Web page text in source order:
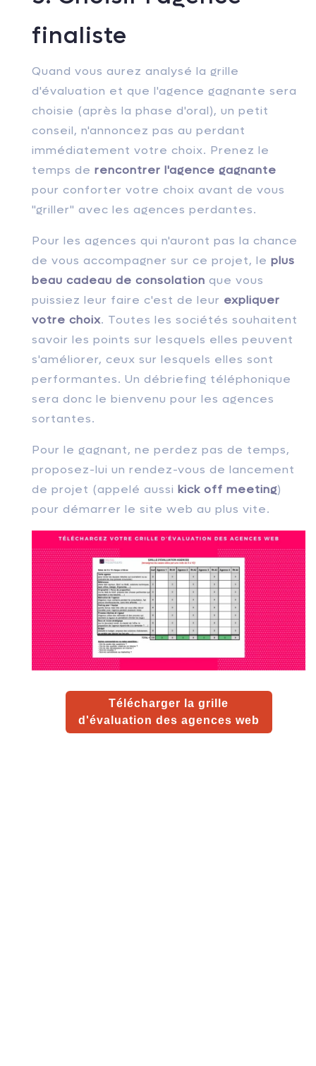
finaliste
Quand vous aurez analysé la grille
d'évaluation et que l'agence gagnante sera
choisie (après la phase d'oral), un petit
conseil, n'annoncez pas au perdant
immédiatement votre choix. Prenez le
temps de rencontrer l'agence gagnante
pour conforter votre choix avant de vous
"griller" avec les agences perdantes.
Pour les agences qui n'auront pas la chance
de vous accompagner sur ce projet, le plus
beau cadeau de consolation que vous
puissiez leur faire c'est de leur expliquer
votre choix. Toutes les sociétés souhaitent
savoir les points sur lesquels elles peuvent
s'améliorer, ceux sur lesquels elles sont
performantes. Un débriefing téléphonique
sera donc le bienvenu pour les agences
sortantes.
Pour le gagnant, ne perdez pas de temps,
proposez-lui un rendez-vous de lancement
de projet (appelé aussi kick off meeting)
pour démarrer le site web au plus vite.
Télécharger la grille
d'évaluation des agences web